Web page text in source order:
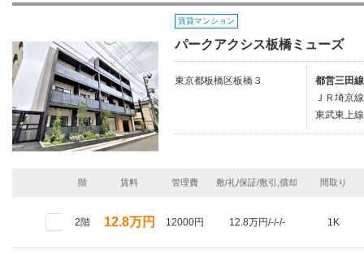
賃貸マンション
パークアクシス板橋ミューズ
東京都板橋区板橋３
都営三田
ＪＲ埼京
東武東上
階 賃料 管理費 敷/礼/保証/敷引,償却 間取り
2階 12.8万円 12000円 12.8万円/-/-/- 1K